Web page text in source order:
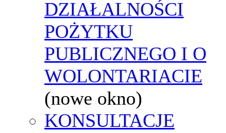
DZIAŁALNOŚCI
POŻYTKU
PUBLICZNEGO I O
WOLONTARIACIE
(nowe okno)
KONSULTACJE